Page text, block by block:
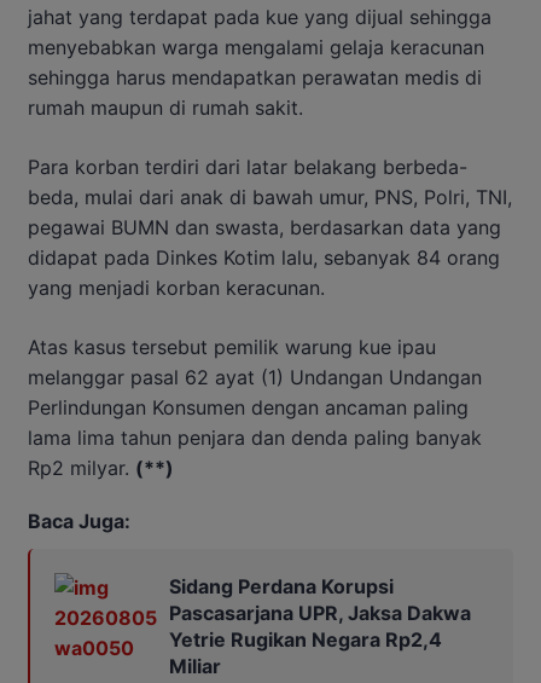
jahat yang terdapat pada kue yang dijual sehingga
menyebabkan warga mengalami gelaja keracunan
sehingga harus mendapatkan perawatan medis di
rumah maupun di rumah sakit.
Para korban terdiri dari latar belakang berbeda-
beda, mulai dari anak di bawah umur, PNS, Polri, TNI,
pegawai BUMN dan swasta, berdasarkan data yang
didapat pada Dinkes Kotim lalu, sebanyak 84 orang
yang menjadi korban keracunan.
Atas kasus tersebut pemilik warung kue ipau
melanggar pasal 62 ayat (1) Undangan Undangan
Perlindungan Konsumen dengan ancaman paling
lama lima tahun penjara dan denda paling banyak
Rp2 milyar. (**)
Baca Juga:
Sidang Perdana Korupsi
Pascasarjana UPR, Jaksa Dakwa
Yetrie Rugikan Negara Rp2,4
Miliar